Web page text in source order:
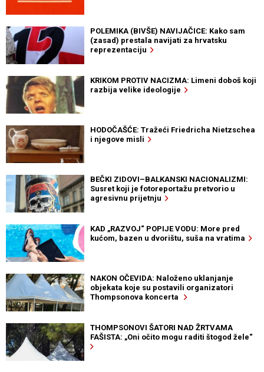
POLEMIKA (BIVŠE) NAVIJAČICE: Kako sam
(zasad) prestala navijati za hrvatsku
reprezentaciju
KRIKOM PROTIV NACIZMA: Limeni doboš koji
razbija velike ideologije
HODOČAŠĆE: Tražeći Friedricha Nietzschea
i njegove misli
BEČKI ZIDOVI–BALKANSKI NACIONALIZMI:
Susret koji je fotoreportažu pretvorio u
agresivnu prijetnju
KAD „RAZVOJ“ POPIJE VODU: More pred
kućom, bazen u dvorištu, suša na vratima
NAKON OČEVIDA: Naloženo uklanjanje
objekata koje su postavili organizatori
Thompsonova koncerta
THOMPSONOVI ŠATORI NAD ŽRTVAMA
FAŠISTA: „Oni očito mogu raditi štogod žele“